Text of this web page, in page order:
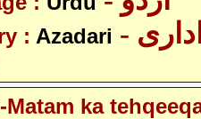
: Azadari
Matam ka